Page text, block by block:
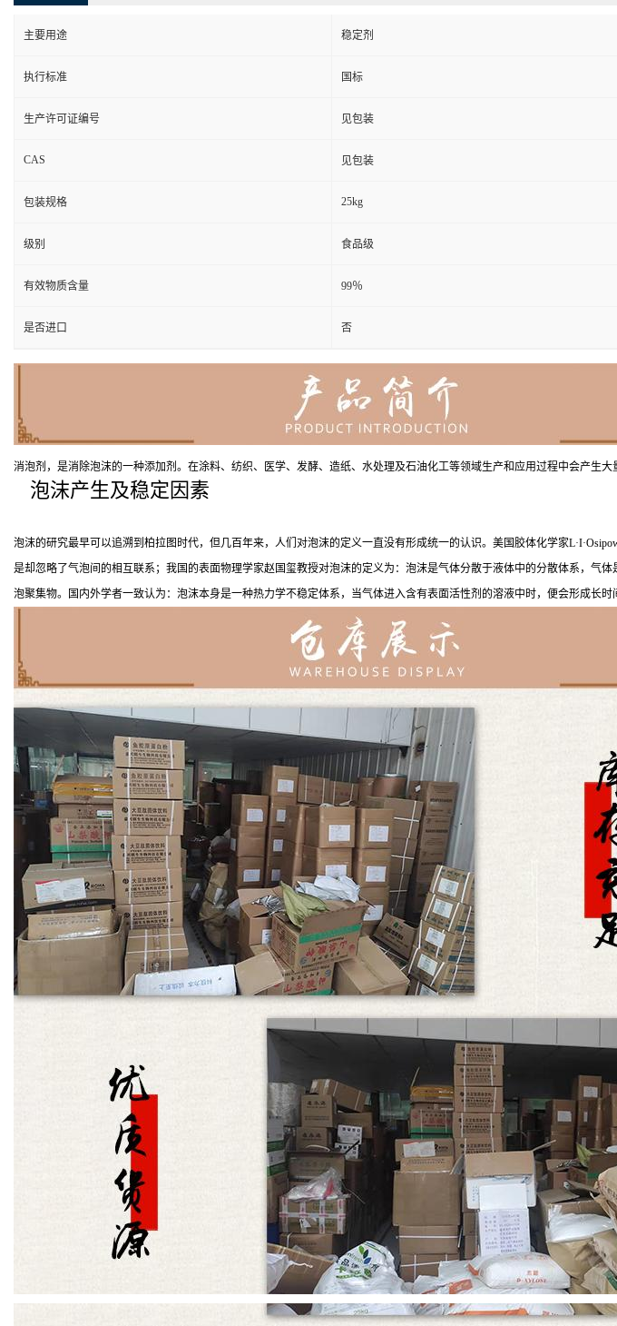
主要用途 稳定剂
执行标准 国标
生产许可证编号 见包装
CAS 见包装
包装规格 25kg
级别 食品级
有效物质含量 99％
是否进口 否
消泡剂，是消除泡沫的一种添加剂。在涂料、纺织、医学、发酵、造纸、水处理及石油化工等领域生产和应用过程中会产生
泡沫产生及稳定因素
泡沫的研究最早可以追溯到柏拉图时代，但几百年来，人们对泡沫的定义一直没有形成统一的认识。美国胶体化学家
是却忽略了气泡间的相互联系；我国的表面物理学家赵国玺教授对泡沫的定义为：泡沫是气体分散于液体中的分散体系，
泡聚集物。国内外学者一致认为：泡沫本身是一种热力学不稳定体系，当气体进入含有表面活性剂的溶液中时，便会形成长时